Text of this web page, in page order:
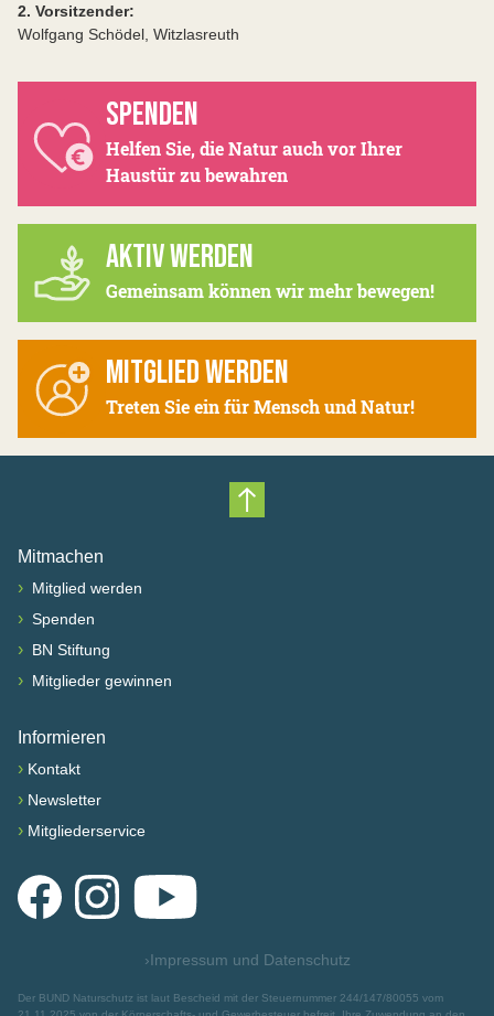
2. Vorsitzender:
Wolfgang Schödel, Witzlasreuth
SPENDEN
Helfen Sie, die Natur auch vor Ihrer
Haustür zu bewahren
AKTIV WERDEN
Gemeinsam können wir mehr bewegen!
MITGLIED WERDEN
Treten Sie ein für Mensch und Natur!
Nach oben scrollen
Mitmachen
› Mitglied werden
› Spenden
› BN Stiftung
› Mitglieder gewinnen
Informieren
› Kontakt
› Newsletter
› Mitgliederservice
FacebookInstagramYouTube
›Impressum und Datenschutz
Der BUND Naturschutz ist laut Bescheid mit der Steuernummer 244/147/80055 vom